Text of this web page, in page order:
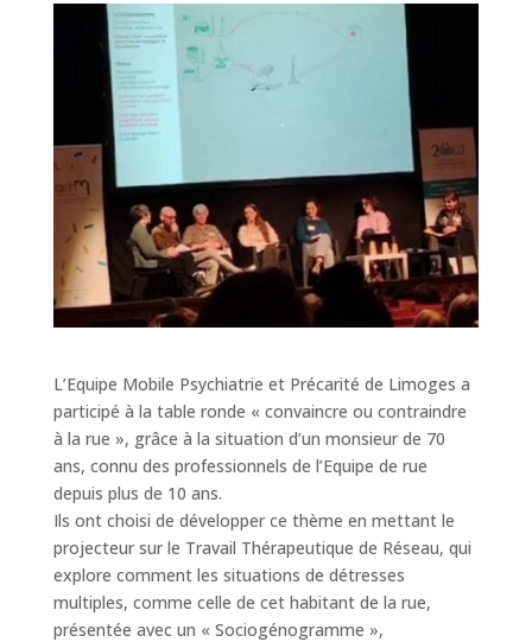
L’Equipe Mobile Psychiatrie et Précarité de Limoges a
participé à la table ronde « convaincre ou contraindre
à la rue », grâce à la situation d’un monsieur de 70
ans, connu des professionnels de l’Equipe de rue
depuis plus de 10 ans.
Ils ont choisi de développer ce thème en mettant le
projecteur sur le Travail Thérapeutique de Réseau, qui
explore comment les situations de détresses
multiples, comme celle de cet habitant de la rue,
présentée avec un « Sociogénogramme »,